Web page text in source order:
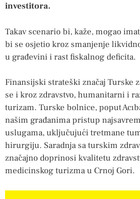
investitora.
Takav scenario bi, kaže, mogao
bi se osjetio kroz smanjenje
u građevini i rast fiskalnog deficita.
Finansijski strateški značaj Turske
se i kroz zdravstvo, humanitarni i
turizam. Turske bolnice, poput
našim građanima pristup
uslugama, uključujući tretmane
hirurgiju. Saradnja sa turskim
značajno doprinosi kvalitetu
medicinskog turizma u Crnoj Gori.